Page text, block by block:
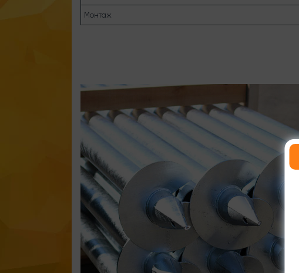
Монтаж